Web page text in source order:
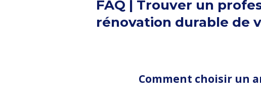
FAQ | Trouver un
rénovation durable de
Comment choisir un